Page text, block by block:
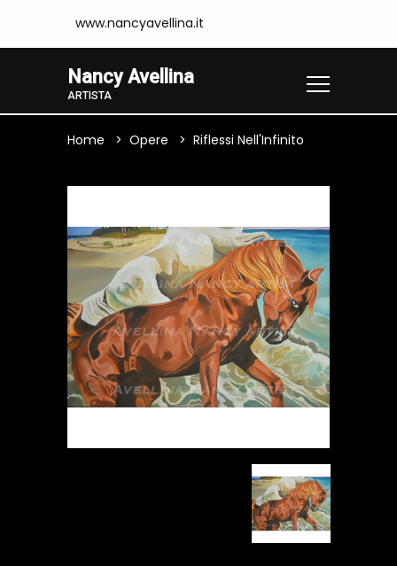
www.nancyavellina.it
Nancy Avellina
ARTISTA
Home Opere Riflessi Nell'Infinito